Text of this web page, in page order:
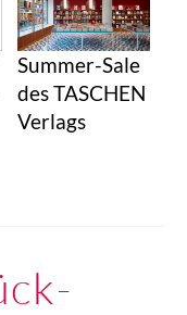
Summer-Sale
des TASCHEN
Verlags